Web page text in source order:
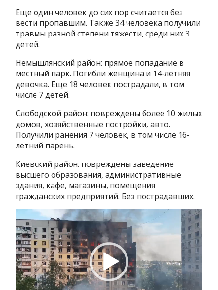
Еще один человек до сих пор считается без
вести пропавшим. Также 34 человека получили
травмы разной степени тяжести, среди них 3
детей.
Немышлянский район: прямое попадание в
местный парк. Погибли женщина и 14-летняя
девочка. Еще 18 человек пострадали, в том
числе 7 детей.
Слободской район: повреждены более 10 жилых
домов, хозяйственные постройки, авто.
Получили ранения 7 человек, в том числе 16-
летний парень.
Киевский район: повреждены заведение
высшего образования, административные
здания, кафе, магазины, помещения
гражданских предприятий. Без пострадавших.
Видеоплеер